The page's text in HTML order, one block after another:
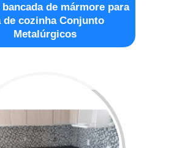
de mármore para
de cozinha Conjunto
Metalúrgicos